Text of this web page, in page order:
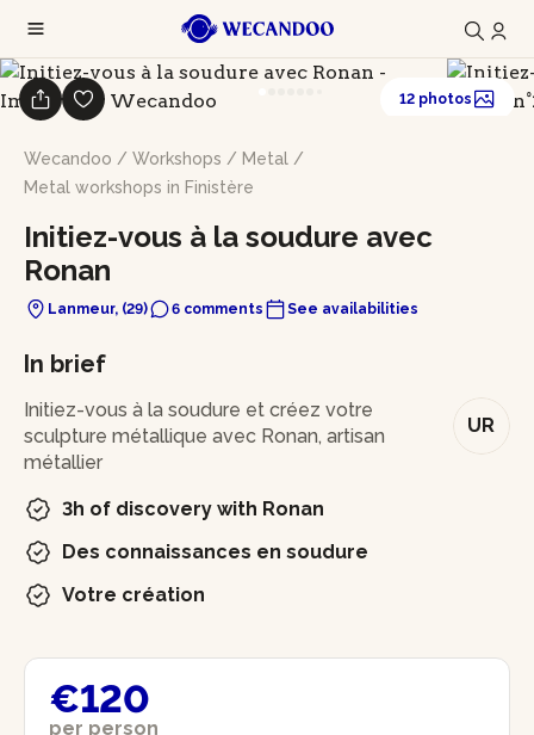
Wecandoo / Workshops / Metal /
Metal workshops in Finistère
Initiez-vous à la soudure avec
Ronan
Lanmeur, (29) 6 comments See availabilities
12 photos
In brief
UR
Initiez-vous à la soudure et créez votre
sculpture métallique avec Ronan, artisan
métallier
3h of discovery with Ronan
Des connaissances en soudure
Votre création
€120
per person